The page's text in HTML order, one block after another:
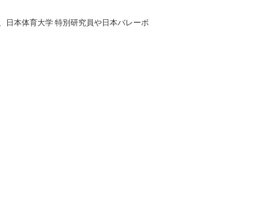
本体育大学 特別研究員や日本バレーボ